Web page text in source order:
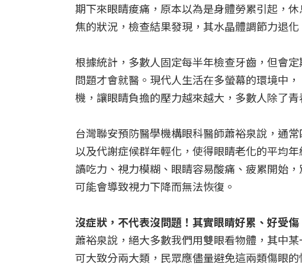
期下來眼睛痠痛，原本以為是身體勞累引起，
焦的狀況，檢查結果發現，其水晶體調節力退
根據統計，多數人固定每半年檢查牙齒，但會
問題才會就醫。現代人生活在多螢幕的環境中
機，讓眼睛負擔的壓力越來越大，多數人除了
台灣聯安預防醫學機構眼科醫師蕭裕泉說，通
以及代謝症候群年輕化，使得眼睛老化的平均
讀吃力、視力模糊、眼睛容易酸痛、疲累開始
可能會導致視力下降而無法恢復。
沒症狀，不代表沒問題！其實眼睛好累、好受傷
蕭裕泉說，絕大多數我們用雙眼看物體，其中
可大致分兩大類，民眾應儘量避免這兩類傷眼的